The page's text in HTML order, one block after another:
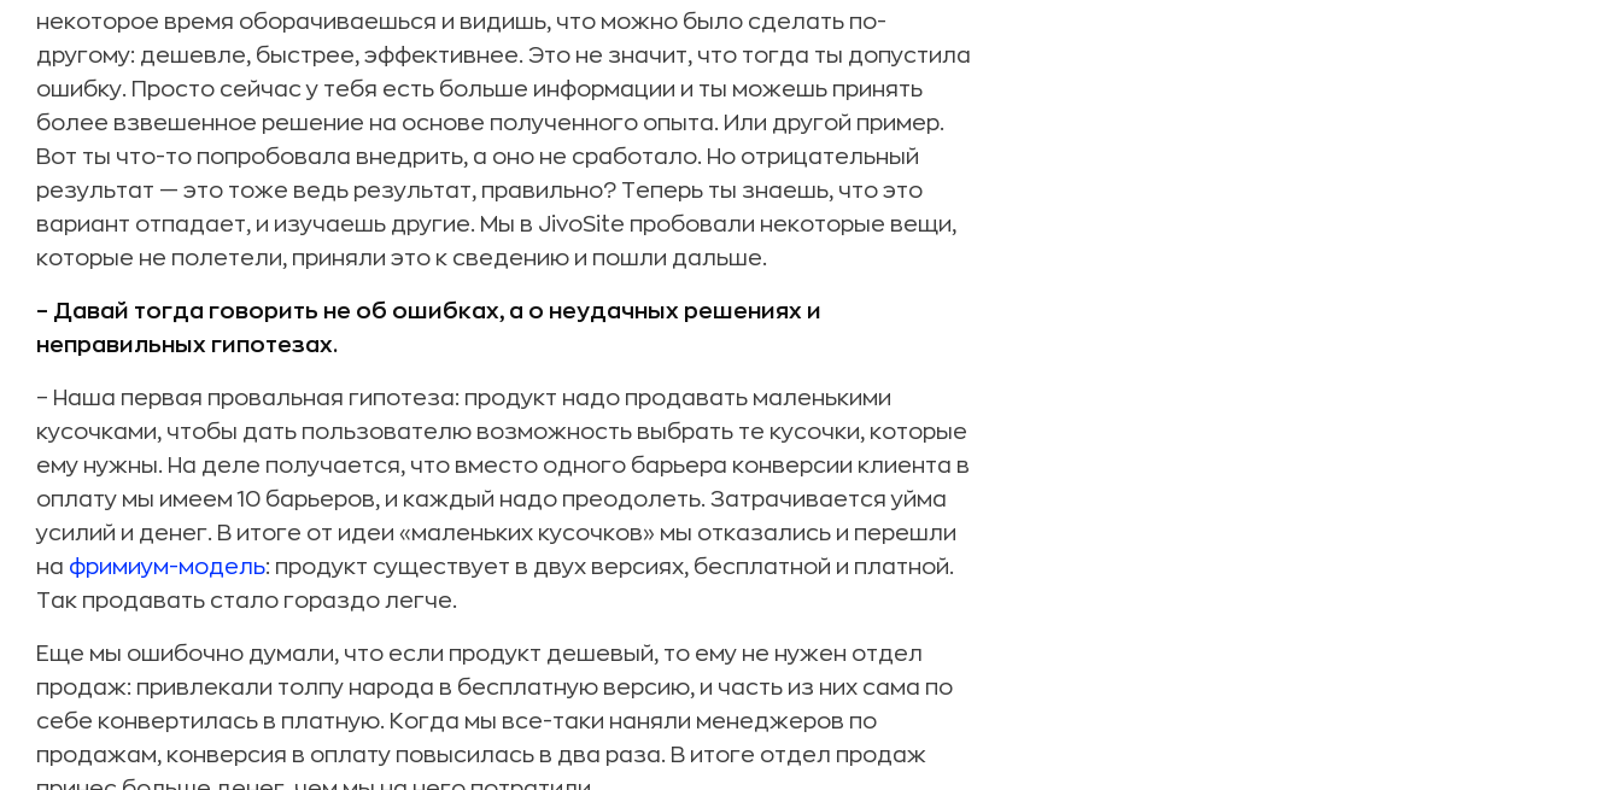
некоторое время оборачиваешься и видишь, что можно было сделать по-
другому: дешевле, быстрее, эффективнее. Это не значит, что тогда ты допустила
ошибку. Просто сейчас у тебя есть больше информации и ты можешь принять
более взвешенное решение на основе полученного опыта. Или другой пример.
Вот ты что-то попробовала внедрить, а оно не сработало. Но отрицательный
результат — это тоже ведь результат, правильно? Теперь ты знаешь, что это
вариант отпадает, и изучаешь другие. Мы в JivoSite пробовали некоторые вещи,
которые не полетели, приняли это к сведению и пошли дальше.
– Давай тогда говорить не об ошибках, а о неудачных решениях и
неправильных гипотезах.
– Наша первая провальная гипотеза: продукт надо продавать маленькими
кусочками, чтобы дать пользователю возможность выбрать те кусочки, которые
ему нужны. На деле получается, что вместо одного барьера конверсии клиента в
оплату мы имеем 10 барьеров, и каждый надо преодолеть. Затрачивается уйма
усилий и денег. В итоге от идеи «маленьких кусочков» мы отказались и перешли
на фримиум-модель: продукт существует в двух версиях, бесплатной и платной.
Так продавать стало гораздо легче.
Еще мы ошибочно думали, что если продукт дешевый, то ему не нужен отдел
продаж: привлекали толпу народа в бесплатную версию, и часть из них сама по
себе конвертилась в платную. Когда мы все-таки наняли менеджеров по
продажам, конверсия в оплату повысилась в два раза. В итоге отдел продаж